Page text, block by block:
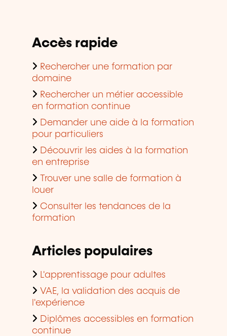
Accès rapide
Rechercher une formation par
domaine
Rechercher un métier accessible
en formation continue
Demander une aide à la formation
pour particuliers
Découvrir les aides à la formation
en entreprise
Trouver une salle de formation à
louer
Consulter les tendances de la
formation
Articles populaires
L'apprentissage pour adultes
VAE, la validation des acquis de
l'expérience
Diplômes accessibles en formation
continue